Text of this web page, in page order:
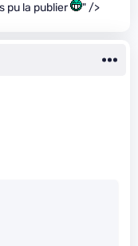
pu la publier
" />